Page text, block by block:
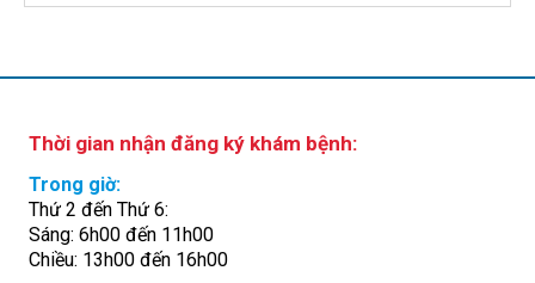
Thời gian nhận đăng ký khám bệnh:
Trong giờ:
Thứ 2 đến Thứ 6:
Sáng: 6h00 đến 11h00
Chiều: 13h00 đến 16h00